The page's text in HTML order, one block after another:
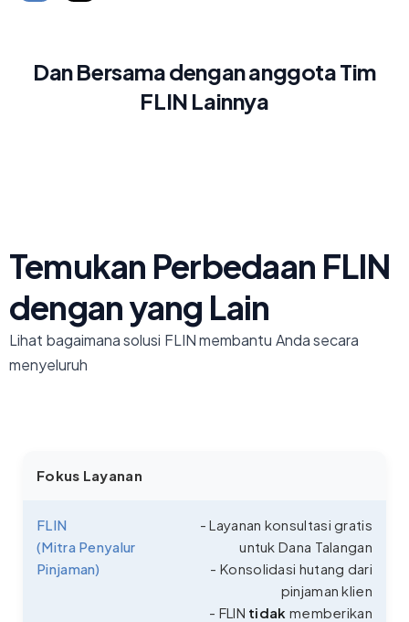
Dan Bersama dengan anggota Tim
FLIN Lainnya
Temukan Perbedaan FLIN
dengan yang Lain
Lihat bagaimana solusi FLIN membantu Anda secara
menyeluruh
Fokus Layanan
FLIN
(Mitra Penyalur
Pinjaman)
- Layanan konsultasi gratis
untuk Dana Talangan
- Konsolidasi hutang dari
pinjaman klien
- FLIN tidak memberikan